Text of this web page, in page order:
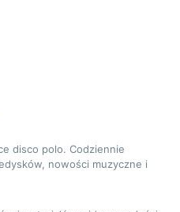
disco polo. Codziennie
nowości muzyczne i